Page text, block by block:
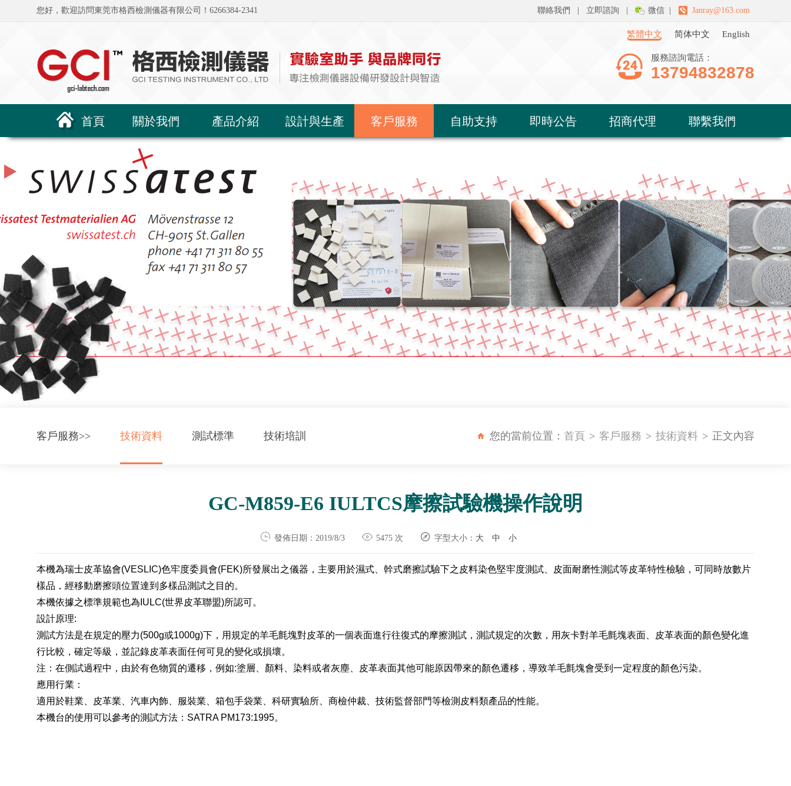
您好，歡迎訪問東莞市格西檢測儀器有限公司！6266384-2341 聯絡我們 立即諮詢 微信 Janray@163.com
繁體中文 简体中文 English
服務諮詢電話：
13794832878
首頁
關於我們
公司簡介
展覽資訊
產品介紹
皮革類檢測儀器 紡織品/染整類檢測儀器 汽車內飾類檢測儀器
拉力試驗機 EMPA原裝標準測試耗材 TABER原裝標準測試耗材 SDC原裝標測試耗材
James H.Heal原裝標準測試耗材 AATCC原裝標準測試耗材 BAM原裝標準測試耗材 JIS標準測試耗材 SATRA/VSM標準測試耗材
儀器配件/夾具/樣品刀 實驗試劑及容器
設計與生產
客戶服務
自助支持
即時公告
招商代理
聯繫我們
您的當前位置： 首頁 > 客戶服務 > 技術資料 > 正文內容
客戶服務>> 技術資料 測試標準 技術培訓
GC-M859-E6 IULTCS摩擦試驗機操作說明
 發佈日期：2019/8/3  5475 次  字型大小： 大 中 小
本機為瑞士皮革協會(VESLIC)色牢度委員會(FEK)所發展出之儀器，主要用於濕式、幹式磨擦試驗下之皮料染色堅牢度測試、皮面耐磨性測試等皮革特性檢驗，可同時放數片
樣品，經移動磨擦頭位置達到多樣品測試之目的。
本機依據之標準規範也為 IULC(世界皮革聯盟)所認可。
設計原理:
測試方法是在規定的壓力(500g或1000g)下，用規定的羊毛氈塊對皮革的一個表面進行往復式的摩擦測試，測試規定的次數，用灰卡對羊毛氈塊表面、皮革表面的顏色變化進
行比較，確定等級，並記錄皮革表面任何可見的變化或損壞。
注：在側試過程中，由於有色物質的遷移，例如:塗層、顏料、染料或者灰塵、皮革表面其他可能原因帶來的顏色遷移，導致羊毛氈塊會受到一定程度的顏色污染。
應用行業：
適用於鞋業、皮革業、汽車內飾、服裝業、箱包手袋業、科研實驗所、商檢仲裁、技術監督部門等檢測皮料類產品的性能。
本機台的使用可以參考的測試方法： SATRA PM173:1995。